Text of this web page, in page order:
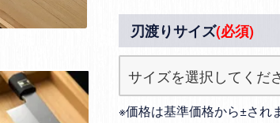
刃渡りサイズ(必須)
※価格は基準価格から±され